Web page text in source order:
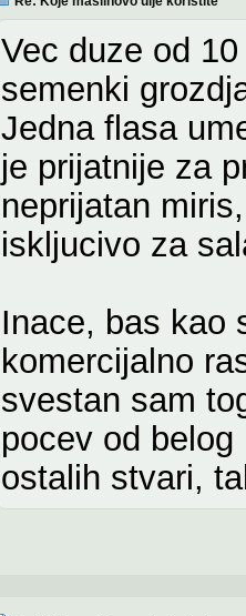
Vec duze od
semenki
Jedna flasa
je prijatnije za
neprijatan
iskljucivo za
Inace, bas kao
komercijalno
svestan sam
pocev od
ostalih stvari,